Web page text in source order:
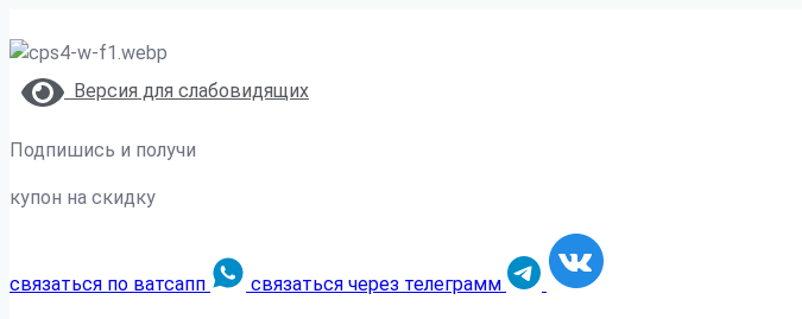
Версия для слабовидящих
Подпишись и получи
купон на скидку
связаться по ватсапп связаться через телеграмм